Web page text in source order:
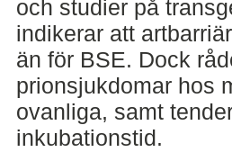
och studier på
indikerar att
än för BSE. Dock
prionsjukdomar hos
ovanliga, samt
inkubationstid.